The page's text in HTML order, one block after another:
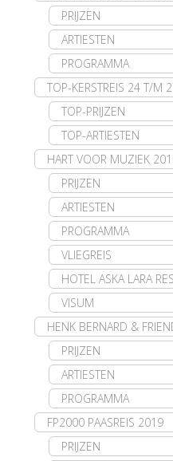
PRIJZEN
ARTIESTEN
PROGRAMMA
TOP-KERSTREIS 24 T/M
TOP-PRIJZEN
TOP-ARTIESTEN
HART VOOR MUZIEK
PRIJZEN
ARTIESTEN
PROGRAMMA
VLIEGREIS
HOTEL ASKA LARA
VISUM
HENK BERNARD &
PRIJZEN
ARTIESTEN
PROGRAMMA
FP2000 PAASREIS 2019
PRIJZEN